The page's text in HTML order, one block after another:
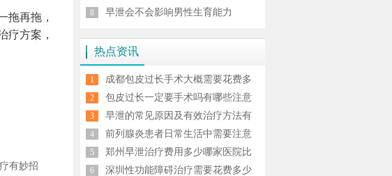
拖再拖，
疗方案，
有妙招
注意
8 早泄会不会影响男性生育能力
热点资讯
1
成都包皮过长手术大概需要花费多
少钱
2
包皮过长一定要手术吗有哪些注意
事项
3
早泄的常见原因及有效治疗方法有
4
前列腺炎患者日常生活中需要注意
什么
5
郑州早泄治疗费用多少哪家医院比
较好
6
深圳性功能障碍治疗需要花费多少